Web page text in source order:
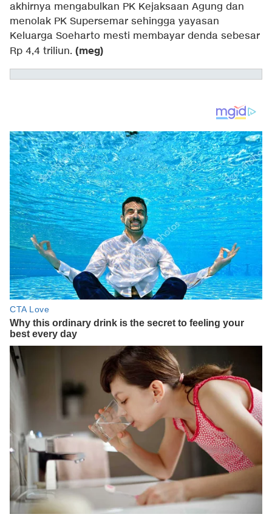
akhirnya mengabulkan PK Kejaksaan Agung dan
menolak PK Supersemar sehingga yayasan
Keluarga Soeharto mesti membayar denda sebesar
Rp 4,4 triliun. (meg)